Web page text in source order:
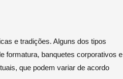
e tradições. Alguns dos tipos
formatura, banquetes corporativos e
que podem variar de acordo